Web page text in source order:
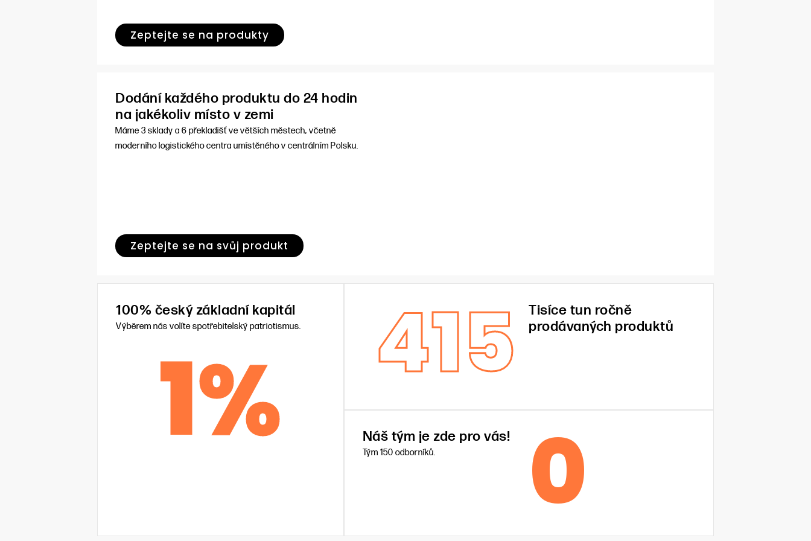
Zeptejte se na produkty
Dodání každého produktu do 24 hodin
na jakékoliv místo v zemi
Máme 3 sklady a 6 překladišť ve větších městech, včetně
moderního logistického centra umístěného v centrálním Polsku.
Zeptejte se na svůj produkt
100% český základní kapitál
Výběrem nás volíte spotřebitelský patriotismus.
1% 415
Tisíce tun ročně
prodávaných produktů
Náš tým je zde pro vás!
Tým 150 odborníků. 0